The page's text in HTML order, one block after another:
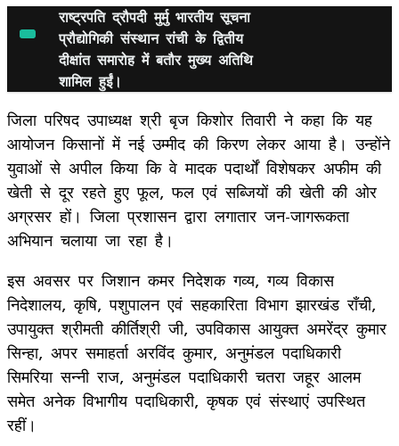
राष्ट्रपति द्रौपदी मुर्मु भारतीय सूचना
प्रौद्योगिकी संस्थान रांची के द्वितीय
दीक्षांत समारोह में बतौर मुख्य अतिथि
शामिल हुईं।
जिला परिषद उपाध्यक्ष श्री बृज किशोर तिवारी ने कहा कि यह
आयोजन किसानों में नई उम्मीद की किरण लेकर आया है। उन्होंने
युवाओं से अपील किया कि वे मादक पदार्थों विशेषकर अफीम की
खेती से दूर रहते हुए फूल, फल एवं सब्जियों की खेती की ओर
अग्रसर हों। जिला प्रशासन द्वारा लगातार जन-जागरूकता
अभियान चलाया जा रहा है।
इस अवसर पर जिशान कमर निदेशक गव्य, गव्य विकास
निदेशालय, कृषि, पशुपालन एवं सहकारिता विभाग झारखंड राँची,
उपायुक्त श्रीमती कीर्तिश्री जी, उपविकास आयुक्त अमरेंद्र कुमार
सिन्हा, अपर समाहर्ता अरविंद कुमार, अनुमंडल पदाधिकारी
सिमरिया सन्नी राज, अनुमंडल पदाधिकारी चतरा जहूर आलम
समेत अनेक विभागीय पदाधिकारी, कृषक एवं संस्थाएं उपस्थित
रहीं।